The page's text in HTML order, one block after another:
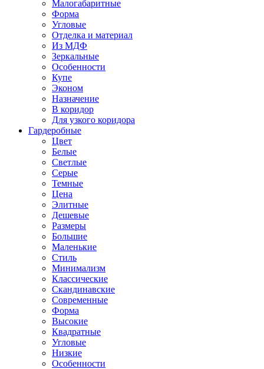
Малогабаритные
Форма
Угловые
Отделка и материал
Из МДФ
Зеркальные
Особенности
Купе
Эконом
Назначение
В коридор
Для узкого коридора
Гардеробные
Цвет
Белые
Светлые
Серые
Темные
Цена
Элитные
Дешевые
Размеры
Большие
Маленькие
Стиль
Минимализм
Классические
Скандинавские
Современные
Форма
Высокие
Квадратные
Угловые
Низкие
Особенности